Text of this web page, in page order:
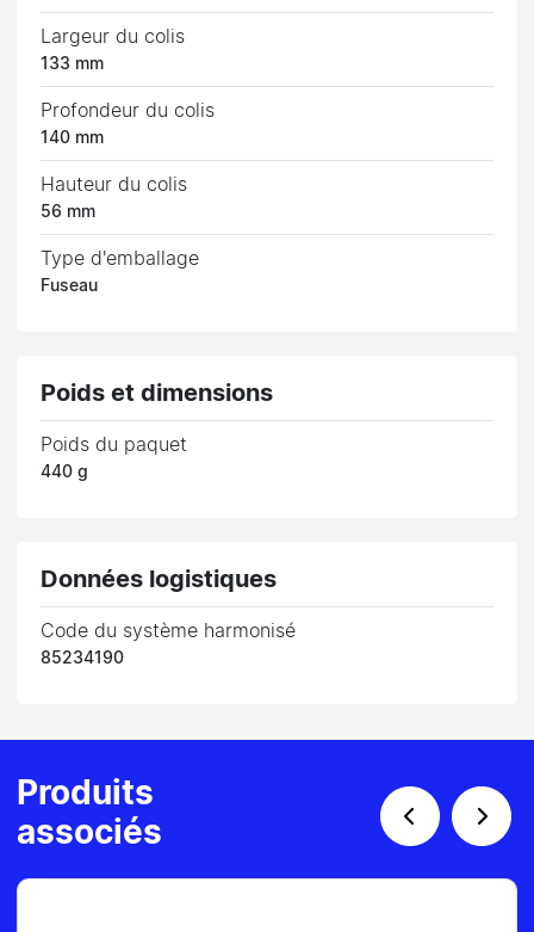
Largeur du colis
133 mm
Profondeur du colis
140 mm
Hauteur du colis
56 mm
Type d'emballage
Fuseau
Poids et dimensions
Poids du paquet
440 g
Données logistiques
Code du système harmonisé
85234190
Produits
associés